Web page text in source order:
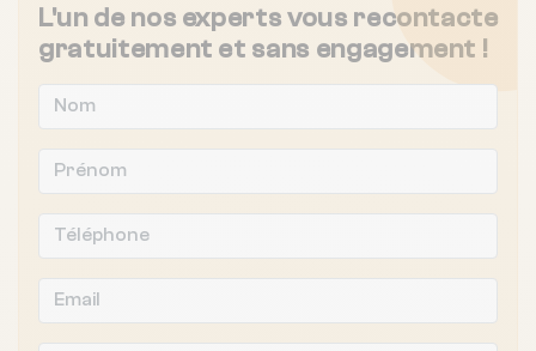
L'un de nos experts vous recontacte
gratuitement et sans engagement !